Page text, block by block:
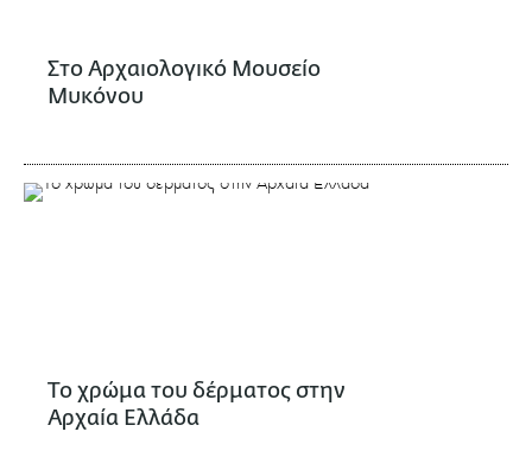
Στο Αρχαιολογικό Μουσείο
Μυκόνου
Το χρώμα του δέρματος στην
Αρχαία Ελλάδα